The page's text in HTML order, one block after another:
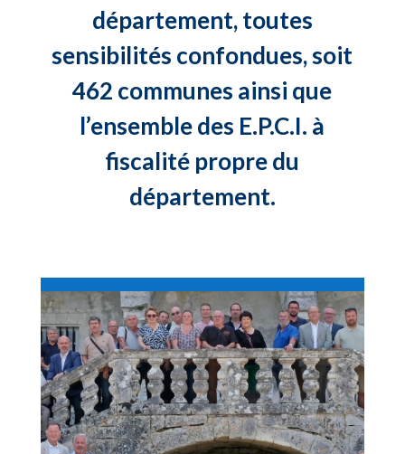
département, toutes
sensibilités confondues, soit
462 communes ainsi que
l’ensemble des E.P.C.I. à
fiscalité propre du
département.